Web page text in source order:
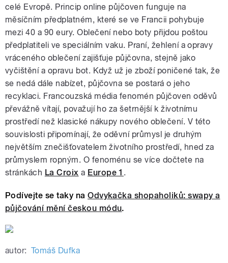
celé Evropě. Princip online půjčoven funguje na
měsíčním předplatném, které se ve Francii pohybuje
mezi 40 a 90 eury. Oblečení nebo boty přijdou poštou
předplatiteli ve speciálním vaku. Praní, žehlení a opravy
vráceného oblečení zajišťuje půjčovna, stejně jako
vyčištění a opravu bot. Když už je zboží poničené tak, že
se nedá dále nabízet, půjčovna se postará o jeho
recyklaci. Francouzská média fenomén půjčoven oděvů
převážně vítají, považují ho za šetrnější k životnímu
prostředí než klasické nákupy nového oblečení. V této
souvislosti připomínají, že oděvní průmysl je druhým
největším znečišťovatelem životního prostředí, hned za
průmyslem ropným. O fenoménu se více dočtete na
stránkách La Croix a Europe 1 .
Podívejte se taky naOdvykačka shopaholiků: swapy a
půjčování mění českou módu.
autor: Tomáš Dufka